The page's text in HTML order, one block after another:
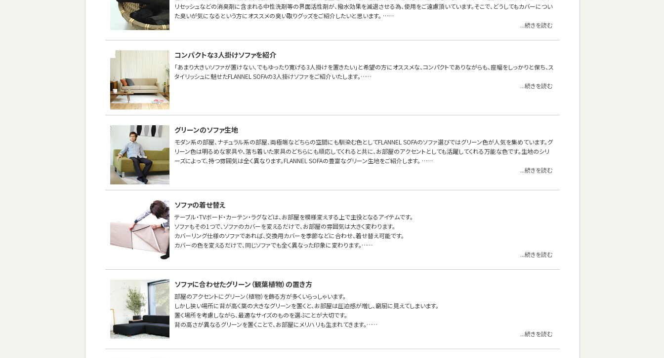
リセッシュなどの消臭剤に含まれる中性洗剤等の界面活性剤が、撥水効果を減退させる為、使用をご遠慮頂いています。そこで、どうしてもカバーについ
た臭いが気になるという方にオススメの臭い取りグッズをご紹介したいと思います。 ……
...続きを読む
コンパクトな3人掛けソファを紹介
「あまり大きいソファが置けない、でもゆったり寛げる3人掛けを置きたい」と希望の方にオススメな、コンパクトでありながらも、座幅をしっかりと保ち、ス
タイリッシュに魅せたFLANNEL SOFAの3人掛けソファをご紹介いたします。……
...続きを読む
グリーンのソファ生地
モダン系の部屋、ナチュラル系の部屋、両極端などちらの空間にも馴染む色としてFLANNEL SOFAのソファ選びではグリーン色が人気を集めています。グ
リーン色は明るめな家具や、落ち着いた家具のどちらにも順応してくれると共に、お部屋のアクセントとしても活躍してくれる万能な色です。生地のシリ
ーズによって、持つ雰囲気は全く異なります。FLANNEL SOFAの豊富なグリーン生地をご紹介します。 ……
...続きを読む
ソファの着せ替え
テーブル・TVボード・カーテン・ラグなどは、お部屋を模様変えする上で主役となるアイテムです。
ソファもその1つで、ソファのカバーを変えるだけで、お部屋の雰囲気は大きく変わります。
カバーリング仕様のソファであれば、交換用カバーを季節などに合わせ、着せ替え可能です。
カバーの色を変えるだけで、同じソファでも全く異なった印象に変わります。……
...続きを読む
ソファに合わせたグリーン（観葉植物）の置き方
部屋のアクセントにグリーン（植物）を飾る方が多くいらっしゃいます。
しかし狭い場所に背が高く葉の大きなグリーンを置くと、お部屋は圧迫感が増し、窮屈に見えてしまいます。
置く場所を考慮しながら、最適なサイズのものを選ぶことが大切です。
背の高さが異なるグリーンを置くことで、お部屋にメリハリも生まれてきます。……
...続きを読む